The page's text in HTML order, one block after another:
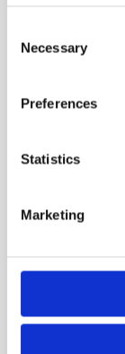
Selection
Necessary
Preferences
Statistics
Marketing
cada uno de
certificados,